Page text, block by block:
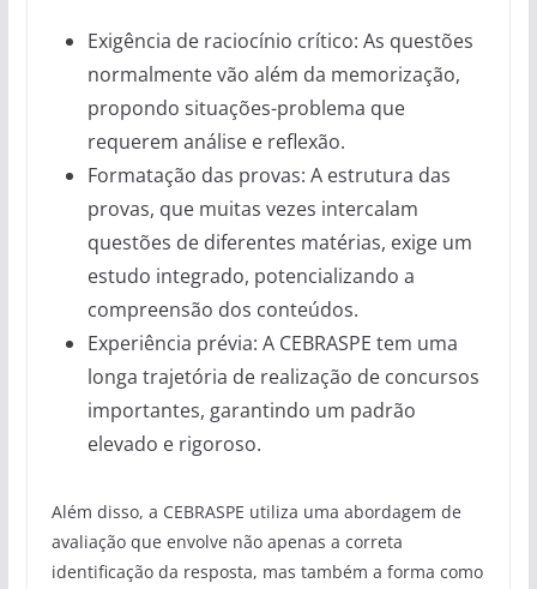
Exigência de raciocínio crítico: As questões
normalmente vão além da memorização,
propondo situações-problema que
requerem análise e reflexão.
Formatação das provas: A estrutura das
provas, que muitas vezes intercalam
questões de diferentes matérias, exige um
estudo integrado, potencializando a
compreensão dos conteúdos.
Experiência prévia: A CEBRASPE tem uma
longa trajetória de realização de concursos
importantes, garantindo um padrão
elevado e rigoroso.
Além disso, a CEBRASPE utiliza uma abordagem de
avaliação que envolve não apenas a correta
identificação da resposta, mas também a forma como